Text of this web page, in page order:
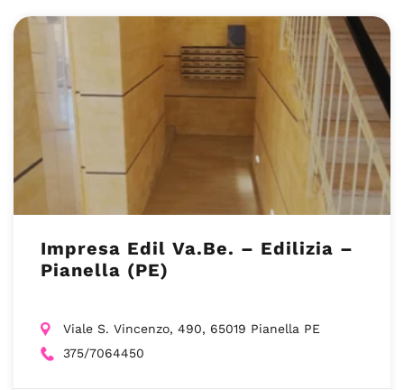
Impresa Edil Va.Be. – Edilizia –
Pianella (PE)
Viale S. Vincenzo, 490, 65019 Pianella PE
375/7064450